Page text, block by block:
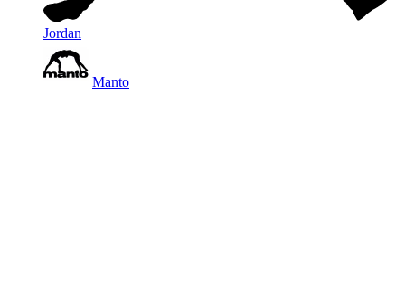
Jordan
Manto